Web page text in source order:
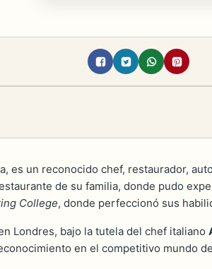
es un reconocido chef, restaurador,
de su familia, donde pudo
College, donde perfeccionó sus
Londres, bajo la tutela del chef italiano
en el competitivo mundo